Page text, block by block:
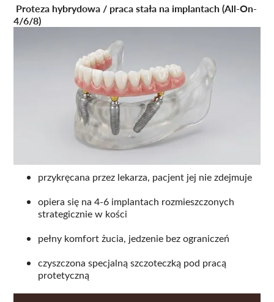
Proteza hybrydowa / praca stała na implantach (All-On-
4/6/8)
przykręcana przez lekarza, pacjent jej nie zdejmuje
opiera się na 4-6 implantach rozmieszczonych
strategicznie w kości
pełny komfort żucia, jedzenie bez ograniczeń
czyszczona specjalną szczoteczką pod pracą
protetyczną